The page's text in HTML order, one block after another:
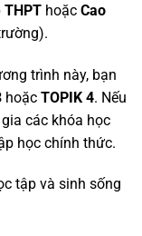
THPThoặc Cao
trình này, bạn
hoặc TOPIK 4. Nếu
các khóa học
học chính thức.
tập và sinh sống